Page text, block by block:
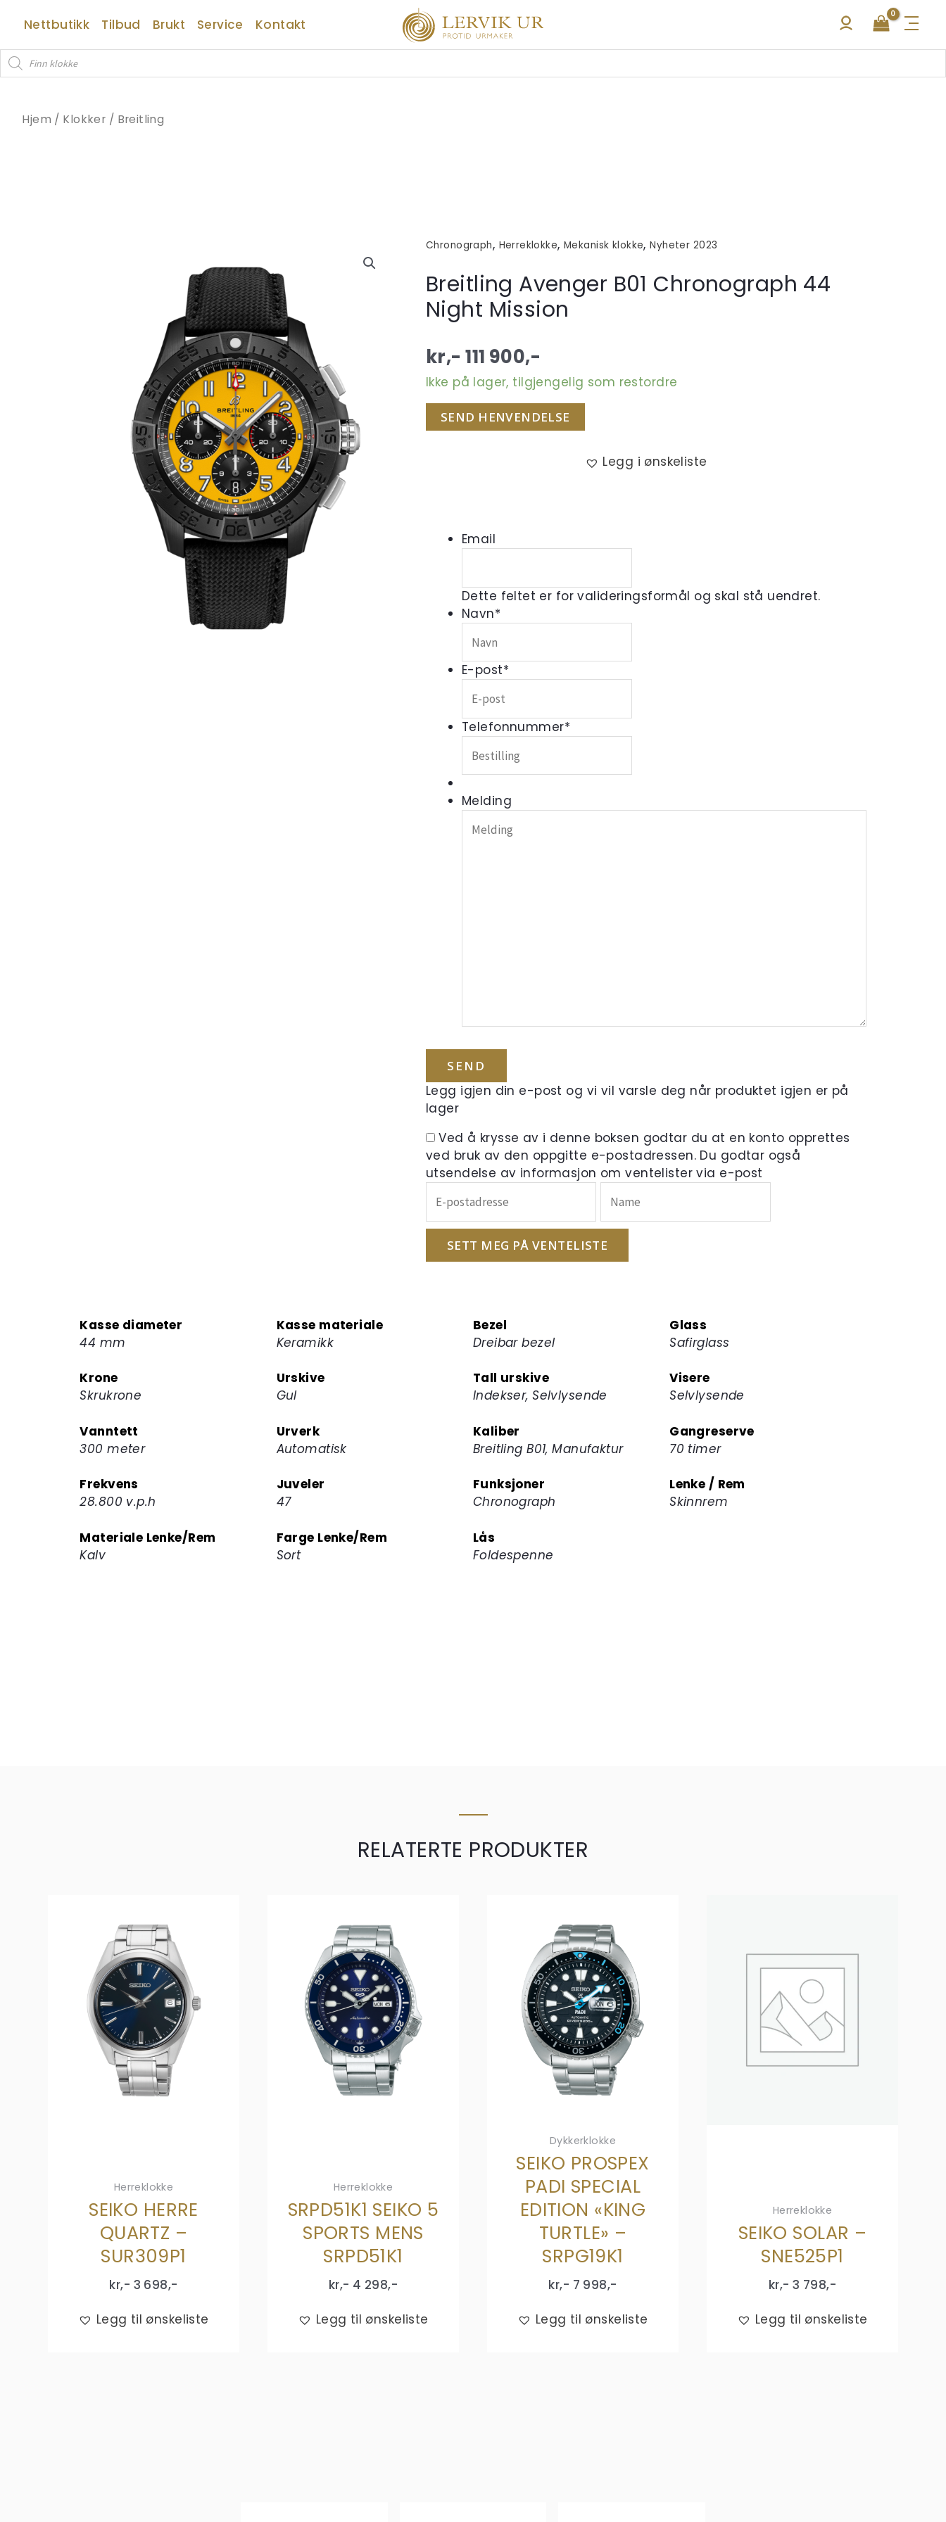
innholdet
Nettbutikk Tilbud Brukt Service
Kontakt
Products
search
Hjem / Klokker / Breitling
Chronograph, Herreklokke,Mekanisk klokke,Nyheter 2023
Breitling Avenger B01 Chronograph 44
Night Mission
kr,- 111 900,-
Ikke på lager, tilgjengelig som restordre
SEND HENVENDELSE
Legg i ønskeliste
Email
Dette feltet er for valideringsformål og skal stå uendret.
Navn*
E-post*
Telefonnummer*
Melding
Legg igjen din e-post og vi vil varsle deg når produktet igjen er på
lager
Ved å krysse av i denne boksen godtar du at en konto opprettes
ved bruk av den oppgitte e-postadressen. Du godtar også
utsendelse av informasjon om ventelister via e-post
inn
e-
postadressen
din
SETT MEG PÅ VENTELISTE
Kasse diameter
44 mm
Kasse materiale
Keramikk
Bezel
Dreibar bezel
Glass
Safirglass
Krone
Skrukrone
Urskive
Gul
Tall urskive
Indekser, Selvlysende
Visere
Selvlysende
Vanntett
300 meter
Urverk
Automatisk
Kaliber
Breitling B01, Manufaktur
Gangreserve
70 timer
Frekvens
28.800 v.p.h
Juveler
47
Funksjoner
Chronograph
Lenke / Rem
Skinnrem
Materiale Lenke/Rem
Kalv
Farge Lenke/Rem
Sort
Lås
Foldespenne
RELATERTE PRODUKTER
Herreklokke
SEIKO HERRE
QUARTZ –
SUR309P1
kr,- 3 698,-
Legg til ønskeliste
Herreklokke
SRPD51K1 SEIKO 5
SPORTS MENS
SRPD51K1
kr,- 4 298,-
Legg til ønskeliste
Dykkerklokke
SEIKO PROSPEX
PADI SPECIAL
EDITION «KING
TURTLE» –
SRPG19K1
kr,- 7 998,-
Legg til ønskeliste
Herreklokke
SEIKO SOLAR –
SNE525P1
kr,- 3 798,-
Legg til ønskeliste